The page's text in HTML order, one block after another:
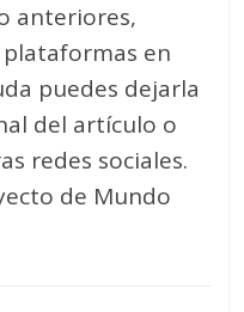
anteriores,
en
puedes dejarla
del artículo o
redes sociales.
de Mundo